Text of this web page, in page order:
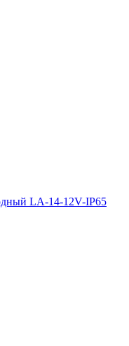
LA-14-12V-IP65